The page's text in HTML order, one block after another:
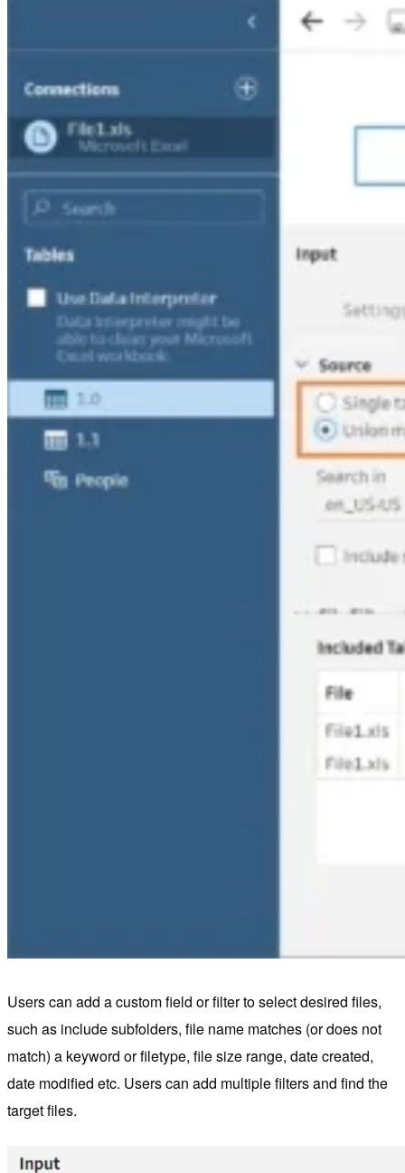
Users can add a custom field or filter to select desired files,
such as include subfolders, file name matches (or does not
match) a keyword or filetype, file size range, date created,
date modified etc. Users can add multiple filters and find the
target files.